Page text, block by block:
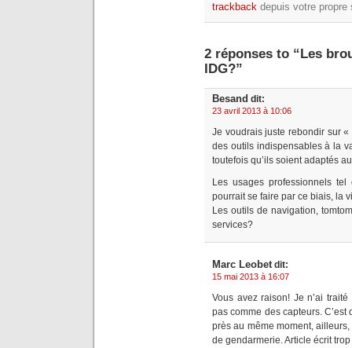
trackback depuis votre propre
2 réponses to “Les
IDG?”
Besand dit:
23 avril 2013 à 10:06
Je voudrais juste rebondir sur
des outils indispensables à la
toutefois qu’ils soient adaptés
Les usages professionnels
pourrait se faire par ce biais, la
Les outils de navigation,
services?
Marc Leobetdit:
15 mai 2013 à 16:07
Vous avez raison! Je n’ai
pas comme des capteurs. C’est
près au même moment,
de gendarmerie. Article écrit trop